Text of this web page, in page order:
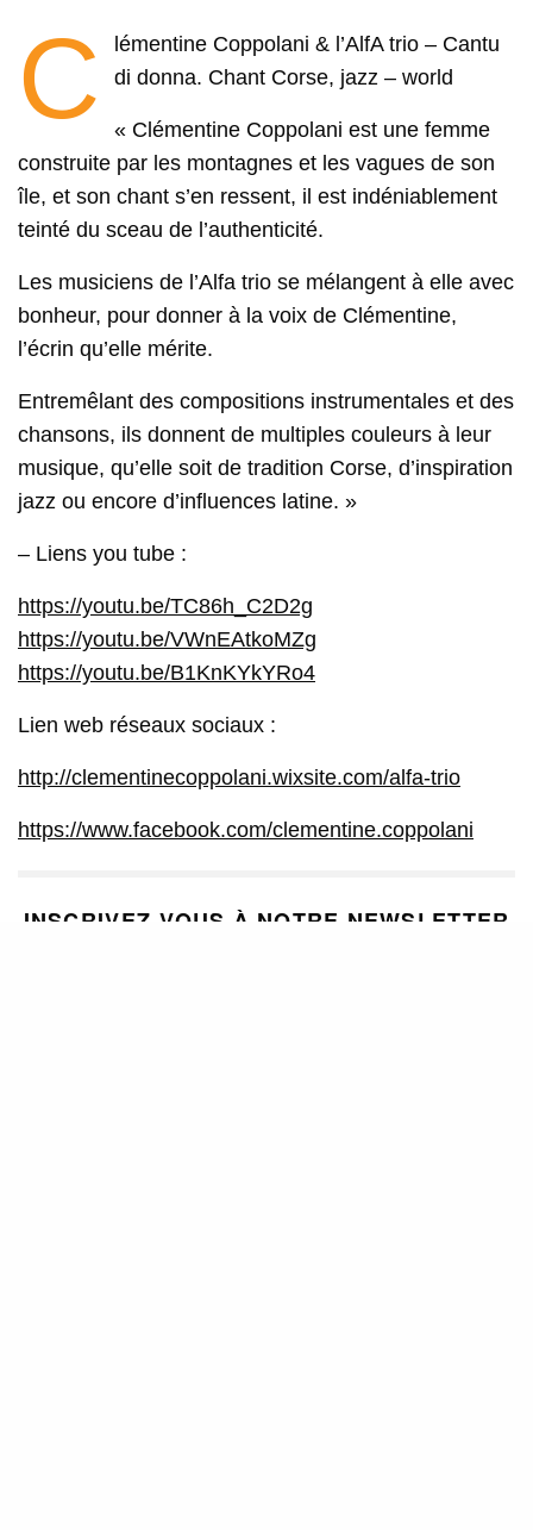
C
lémentine Coppolani & l’AlfA trio – Cantu
di donna. Chant Corse, jazz – world
« Clémentine Coppolani est une femme
construite par les montagnes et les vagues de son
île, et son chant s’en ressent, il est indéniablement
teinté du sceau de l’authenticité.
Les musiciens de l’Alfa trio se mélangent à elle avec
bonheur, pour donner à la voix de Clémentine,
l’écrin qu’elle mérite.
Entremêlant des compositions instrumentales et des
chansons, ils donnent de multiples couleurs à leur
musique, qu’elle soit de tradition Corse, d’inspiration
jazz ou encore d’influences latine. »
– Liens you tube :
https://youtu.be/TC86h_C2D2g
https://youtu.be/VWnEAtkoMZg
https://youtu.be/B1KnKYkYRo4
Lien web réseaux sociaux :
http://clementinecoppolani.wixsite.com/alfa-trio
https://www.facebook.com/clementine.coppolani
INSCRIVEZ-VOUS À NOTRE NEWSLETTER